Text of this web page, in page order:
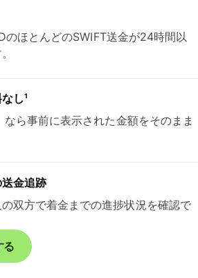
のほとんどのSWIFT送金が24時間以
し¹
ら事前に表示された金額をそのまま
金追跡
双方で着金までの進捗状況を確認で
る